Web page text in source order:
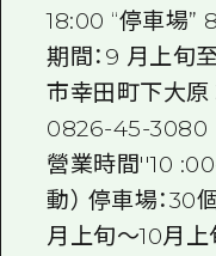
18:00 “停車場”
期間：9 月上旬
市幸田町下大原
0826-45-3080
營業時間''10
動） 停車場：30
月上旬～10月上